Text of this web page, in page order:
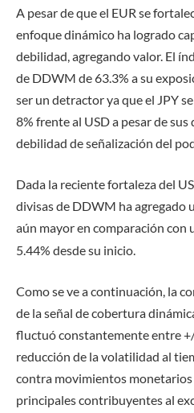
A pesar de que el EUR se
enfoque dinámico ha logrado
debilidad, agregando valor. El
de DDWM de 63.3% a su
ser un detractor ya que el JPY
8% frente al USD a pesar de
debilidad de señalización del
Dada la reciente fortaleza del
divisas de DDWM ha agregado
aún mayor en comparación con
5.44% desde su inicio.
Como se ve a continuación, la
de la señal de cobertura
fluctuó constantemente entre
reducción de la volatilidad al
contra movimientos monetarios
principales contribuyentes al